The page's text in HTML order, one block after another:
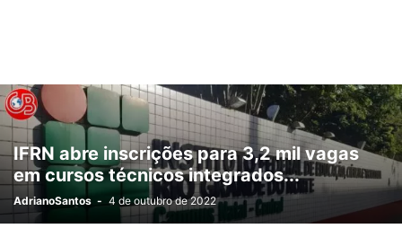
IFRN abre inscrições para 3,2 mil vagas
em cursos técnicos integrados...
AdrianoSantos - 4 de outubro de 2022